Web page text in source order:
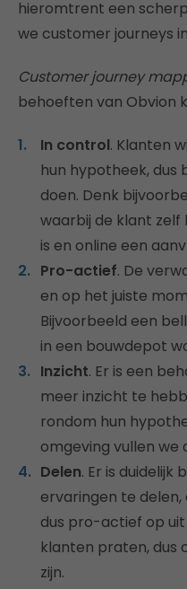
hieromtrent een
we customer journeys
Customer journey
behoeften van Obvion
In control. Klanten
hun hypotheek, dus
doen. Denk
waarbij de klant zelf
is en online een
Pro-actief. De
en op het juiste
Bijvoorbeeld een
in een bouwdepot
Inzicht. Er is een
meer inzicht te
rondom hun
omgeving vullen we
Delen. Er is duidelijk
ervaringen te
dus pro-actief op
klanten praten, dus
zijn.